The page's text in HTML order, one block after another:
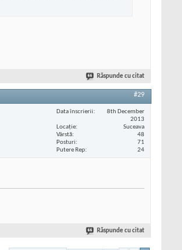
Răspunde cu citat
#29
Data înscrierii
8th December
2013
Locaţie
Suceava
Vârstă
48
Posturi
71
Putere Rep
24
Răspunde cu citat